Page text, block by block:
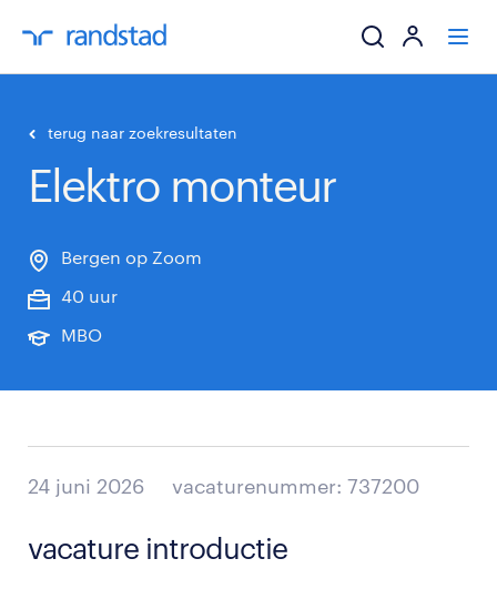
werkgevers
terug naar zoekresultaten
Elektro monteur
Bergen op Zoom
40 uur
MBO
24 juni 2026 vacaturenummer: 737200
vacature introductie